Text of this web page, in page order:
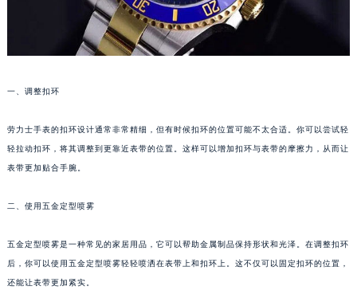
一、调整扣环
劳力士手表的扣环设计通常非常精细，但有时候扣环的位置可能不太合适。你可以尝试轻
轻拉动扣环，将其调整到更靠近表带的位置。这样可以增加扣环与表带的摩擦力，从而让
表带更加贴合手腕。
二、使用五金定型喷雾
五金定型喷雾是一种常见的家居用品，它可以帮助金属制品保持形状和光泽。在调整扣环
后，你可以使用五金定型喷雾轻轻喷洒在表带上和扣环上。这不仅可以固定扣环的位置，
还能让表带更加紧实。